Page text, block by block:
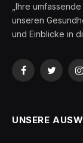
„Ihre
unseren
und Einblicke in
FacebookTwitter
UNSERE